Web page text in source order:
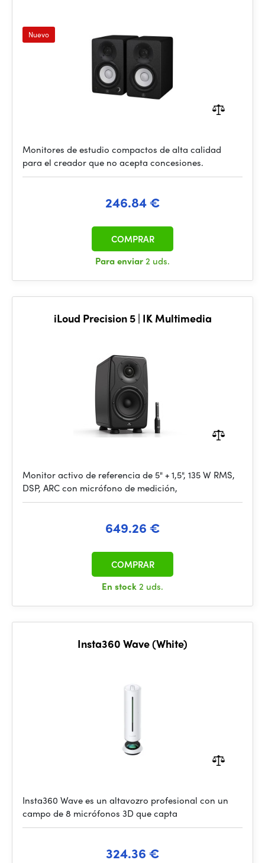
Nuevo
Monitores de estudio compactos de alta calidad
para el creador que no acepta concesiones.
246.84 €
Para enviar2 uds.
COMPRAR
iLoud Precision 5 | IK Multimedia
Monitor activo de referencia de 5" + 1,5", 135 W RMS,
DSP, ARC con micrófono de medición,
649.26 €
En stock2 uds.
COMPRAR
Insta360 Wave (White)
Insta360 Wave es un altavozro profesional con un
campo de 8 micrófonos 3D que capta
324.36 €